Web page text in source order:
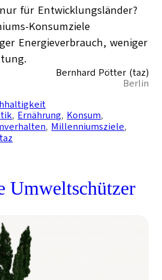
für Entwicklungsländer?
Konsumziele
Energieverbrauch, weniger
Bernhard Pötter (taz)
Berlin
, Ernährung, Konsum
, Millenniumsziele
taz
Umweltschützer